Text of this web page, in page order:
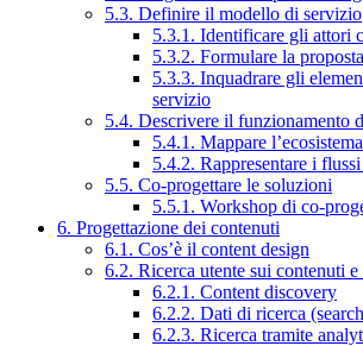
5.3. Definire il modello di servizio
5.3.1. Identificare gli attori
5.3.2. Formulare la
5.3.3. Inquadrare gli
servizio
5.4. Descrivere il funzionamento
5.4.1. Mappare l’ecosistema
5.4.2. Rappresentare i
5.5. Co-progettare le soluzioni
5.5.1. Workshop di co-
6. Progettazione dei contenuti
6.1. Cos’è il content design
6.2. Ricerca utente sui contenuti
6.2.1. Content discovery
6.2.2. Dati di ricerca
6.2.3. Ricerca tramite